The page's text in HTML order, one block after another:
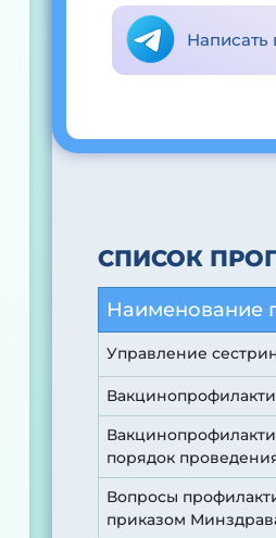
Написать
СПИСОК
Наименование
Управление
порядок
Вопросы
приказом